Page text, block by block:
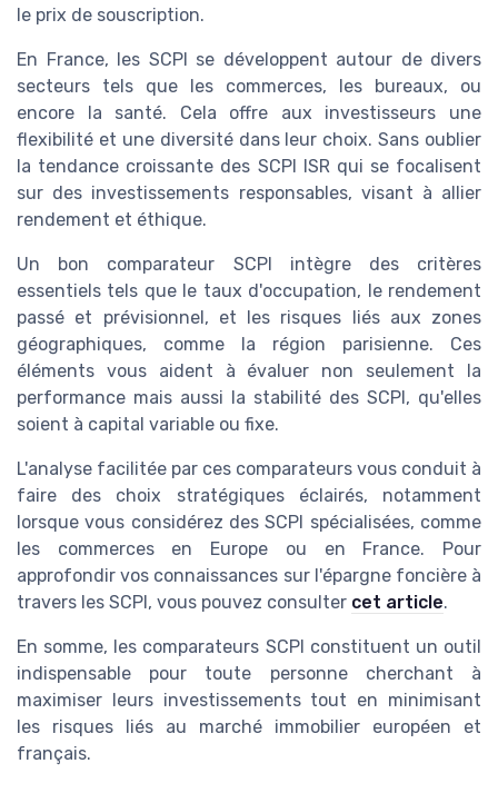
le prix de souscription.
En France, les SCPI se développent autour de divers
secteurs tels que les commerces, les bureaux, ou
encore la santé. Cela offre aux investisseurs une
flexibilité et une diversité dans leur choix. Sans oublier
la tendance croissante des SCPI ISR qui se focalisent
sur des investissements responsables, visant à allier
rendement et éthique.
Un bon comparateur SCPI intègre des critères
essentiels tels que le taux d'occupation, le rendement
passé et prévisionnel, et les risques liés aux zones
géographiques, comme la région parisienne. Ces
éléments vous aident à évaluer non seulement la
performance mais aussi la stabilité des SCPI, qu'elles
soient à capital variable ou fixe.
L'analyse facilitée par ces comparateurs vous conduit à
faire des choix stratégiques éclairés, notamment
lorsque vous considérez des SCPI spécialisées, comme
les commerces en Europe ou en France. Pour
approfondir vos connaissances sur l'épargne foncière à
travers les SCPI, vous pouvez consulter cet article.
En somme, les comparateurs SCPI constituent un outil
indispensable pour toute personne cherchant à
maximiser leurs investissements tout en minimisant
les risques liés au marché immobilier européen et
français.